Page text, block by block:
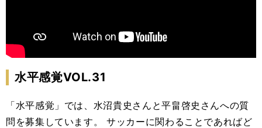
水平感覚VOL.31
「水平感覚」では、水沼貴史さんと平畠啓史さんへの質
問を募集しています。 サッカーに関わることであればど